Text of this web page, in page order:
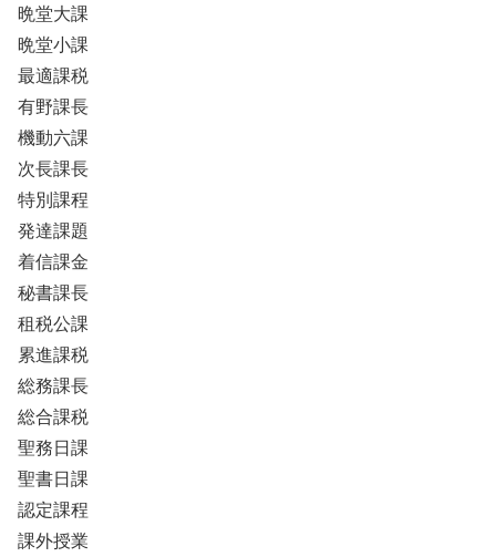
晩堂大課
晩堂小課
最適課税
有野課長
機動六課
次長課長
特別課程
発達課題
着信課金
秘書課長
租税公課
累進課税
総務課長
総合課税
聖務日課
聖書日課
認定課程
課外授業